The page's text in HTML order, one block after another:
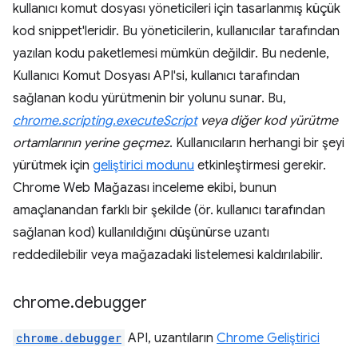
kullanıcı komut dosyası yöneticileri için tasarlanmış küçük
kod snippet'leridir. Bu yöneticilerin, kullanıcılar tarafından
yazılan kodu paketlemesi mümkün değildir. Bu nedenle,
Kullanıcı Komut Dosyası API'si, kullanıcı tarafından
sağlanan kodu yürütmenin bir yolunu sunar. Bu,
chrome.scripting.executeScriptveya diğer kod yürütme
ortamlarının yerine geçmez. Kullanıcıların herhangi bir şeyi
yürütmek için geliştirici modunu etkinleştirmesi gerekir.
Chrome Web Mağazası inceleme ekibi, bunun
amaçlanandan farklı bir şekilde (ör. kullanıcı tarafından
sağlanan kod) kullanıldığını düşünürse uzantı
reddedilebilir veya mağazadaki listelemesi kaldırılabilir.
chrome.debugger
chrome.debugger API, uzantıların Chrome Geliştirici